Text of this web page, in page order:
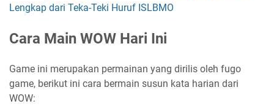
Lengkap dari Teka-Teki Huruf ISLBMO
Cara Main WOW Hari Ini
Game ini merupakan permainan yang dirilis oleh fugo
game, berikut ini cara bermain susun kata harian dari
WOW: